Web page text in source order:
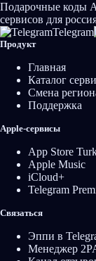
Подарочные коды
сервисов для
Telegram
Продукт
Главная
Каталог
Смена
Поддержка
Apple-сервисы
App Store
Apple Music
iCloud+
Telegram
Связаться
Эппи в
Менеджер